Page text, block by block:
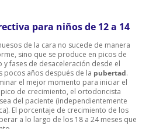
para niños de 12 a 14
de la cara no sucede de manera
sino que se produce en picos de
fases de desaceleración desde el
pocos años después de la pubertad.
el mejor momento para iniciar el
de crecimiento, el ortodoncista
del paciente (independientemente
El porcentaje de crecimiento de los
a lo largo de los 18 a 24 meses que